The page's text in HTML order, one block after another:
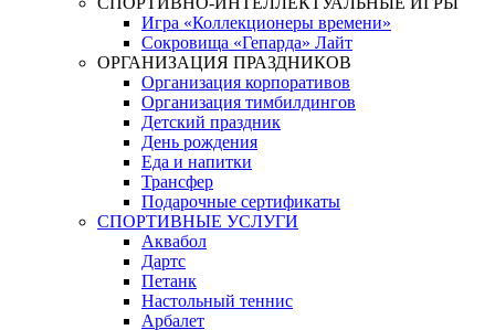
Игра «Коллекционеры времени»
Сокровища «Гепарда» Лайт
ОРГАНИЗАЦИЯ ПРАЗДНИКОВ
Организация корпоративов
Организация тимбилдингов
Детский праздник
День рождения
Еда и напитки
Трансфер
Подарочные сертификаты
СПОРТИВНЫЕ УСЛУГИ
Аквабол
Дартс
Петанк
Настольный теннис
Арбалет